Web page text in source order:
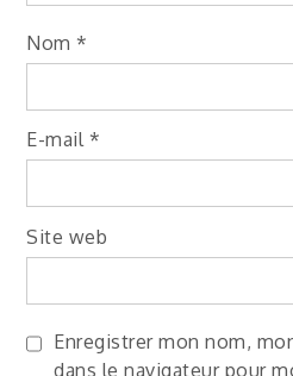
Nom *
E-mail *
Site web
Enregistrer mon nom,
dans le navigateur pour